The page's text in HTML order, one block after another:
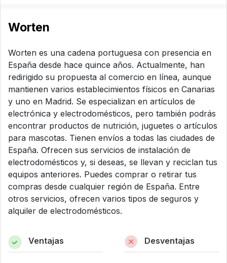
Worten
Worten es una cadena portuguesa con presencia en
España desde hace quince años. Actualmente, han
redirigido su propuesta al comercio en línea, aunque
mantienen varios establecimientos físicos en Canarias
y uno en Madrid. Se especializan en artículos de
electrónica y electrodomésticos, pero también podrás
encontrar productos de nutrición, juguetes o artículos
para mascotas. Tienen envíos a todas las ciudades de
España. Ofrecen sus servicios de instalación de
electrodomésticos y, si deseas, se llevan y reciclan tus
equipos anteriores. Puedes comprar o retirar tus
compras desde cualquier región de España. Entre
otros servicios, ofrecen varios tipos de seguros y
alquiler de electrodomésticos.
Ventajas Desventajas